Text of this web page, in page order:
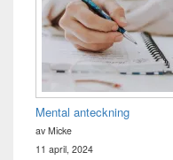
Mental anteckning
av Micke
11 april, 2024